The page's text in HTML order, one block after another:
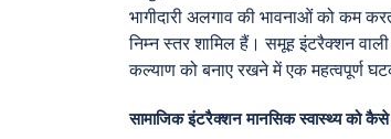
भागीदारी अलगाव की भावनाओं को कम
निम्न स्तर शामिल हैं। समूह इंटरैक्शन
कल्याण को बनाए रखने में एक महत्वपूर्ण
सामाजिक इंटरैक्शन मानसिक स्वास्थ्य को